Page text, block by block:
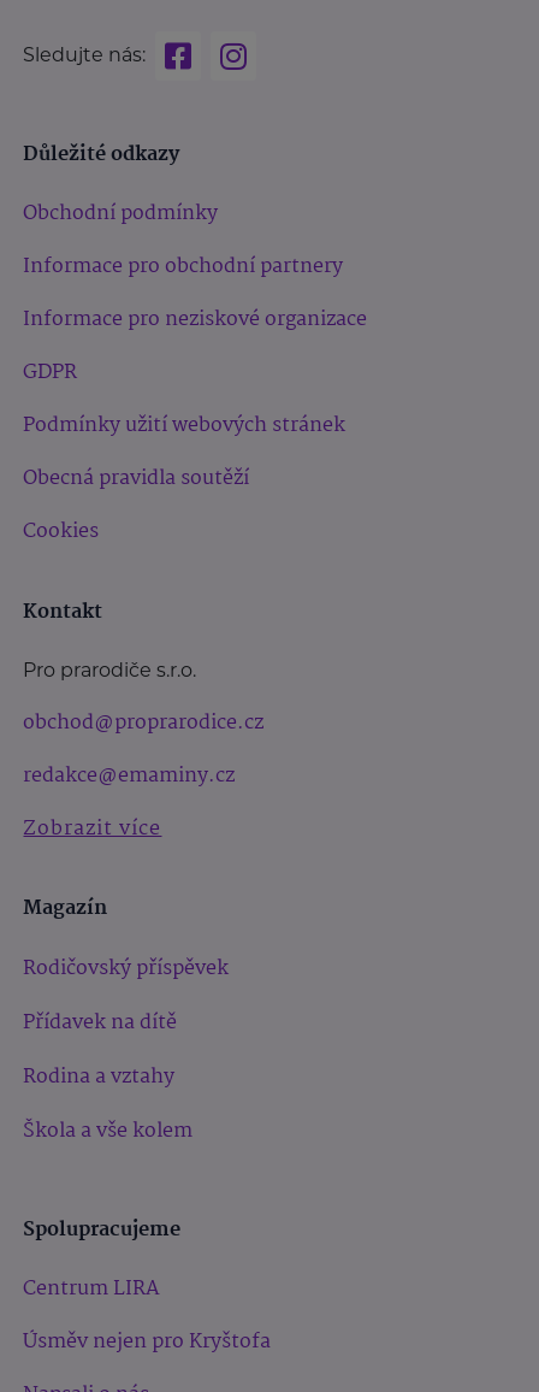
Sledujte nás:
Důležité odkazy
Obchodní podmínky
Informace pro obchodní partnery
Informace pro neziskové organizace
GDPR
Podmínky užití webových stránek
Obecná pravidla soutěží
Cookies
Kontakt
Pro prarodiče s.r.o.
obchod@proprarodice.cz
redakce@emaminy.cz
Zobrazit více
Magazín
Rodičovský příspěvek
Přídavek na dítě
Rodina a vztahy
Škola a vše kolem
Spolupracujeme
Centrum LIRA
Úsměv nejen pro Kryštofa